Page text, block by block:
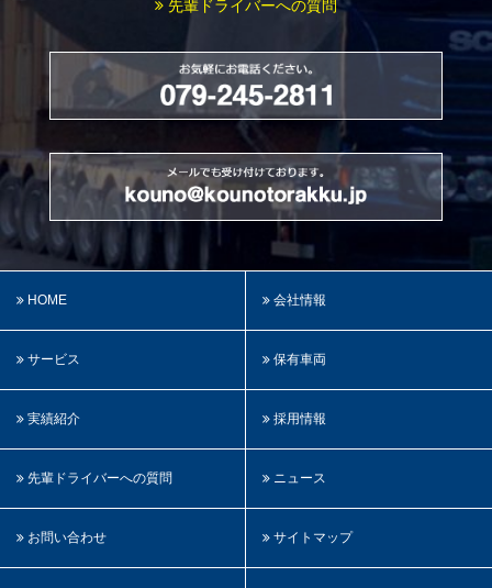
先輩ドライバーへの質問
HOME 会社情報
サービス 保有車両
実績紹介 採用情報
先輩ドライバーへの質問 ニュース
お問い合わせ サイトマップ